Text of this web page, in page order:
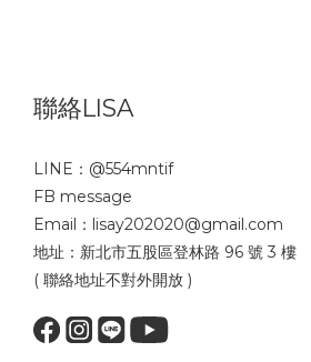
聯絡LISA
LINE： @554mntif
FB message
Email：lisay202020@gmail.com
地址：新北市五股區登林路 96 號 3 樓
( 聯絡地址不對外開放 )